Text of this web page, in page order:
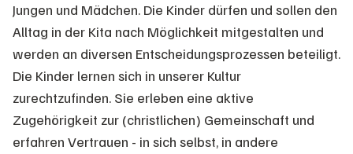
Jungen und Mädchen. Die Kinder dürfen und sollen den
Alltag in der Kita nach Möglichkeit mitgestalten und
werden an diversen Entscheidungsprozessen beteiligt.
Die Kinder lernen sich in unserer Kultur
zurechtzufinden. Sie erleben eine aktive
Zugehörigkeit zur (christlichen) Gemeinschaft und
erfahren Vertrauen - in sich selbst, in andere